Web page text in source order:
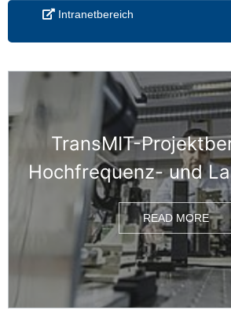
Intranetbereich
TransMIT-
Hochfrequenz- und
READ MORE